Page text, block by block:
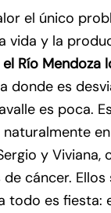
el único
vida y la
Río
donde es
es poca.
y
cáncer.
todo es fiesta: